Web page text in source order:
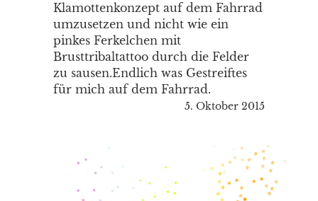
Klamottenkonzept auf dem Fahrrad
umzusetzen und nicht wie ein
pinkes Ferkelchen mit
Brusttribaltattoo durch die Felder
zu sausen.Endlich was Gestreiftes
für mich auf dem Fahrrad.
5. Oktober 2015